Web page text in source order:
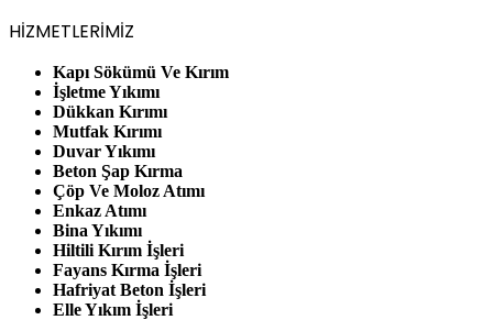
HİZMETLERİMİZ
Kapı Sökümü Ve Kırım
İşletme Yıkımı
Dükkan Kırımı
Mutfak Kırımı
Duvar Yıkımı
Beton Şap Kırma
Çöp Ve Moloz Atımı
Enkaz Atımı
Bina Yıkımı
Hiltili Kırım İşleri
Fayans Kırma İşleri
Hafriyat Beton İşleri
Elle Yıkım İşleri